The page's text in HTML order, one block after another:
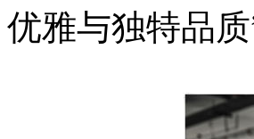
优雅与独特品